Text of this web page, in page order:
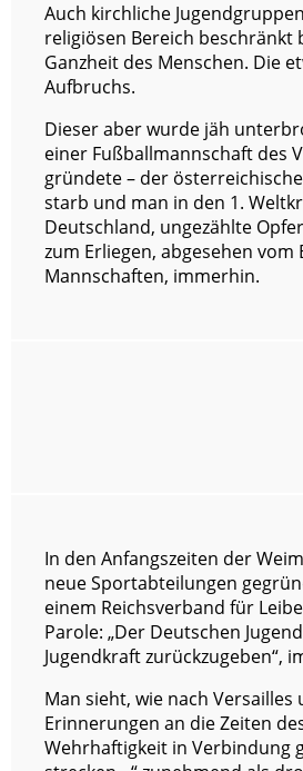
Auch kirchliche
religiösen Bereich
Ganzheit des Menschen. Die
Aufbruchs.
Dieser aber wurde jäh
einer Fußballmannschaft des
gründete – der
starb und man in den 1.
Deutschland, ungezählte
zum Erliegen, abgesehen
Mannschaften, immerhin.
In den Anfangszeiten der
neue Sportabteilungen
einem Reichsverband für
Parole: „Der Deutschen
Jugendkraft zurückzugeben“,
Man sieht, wie nach
Erinnerungen an die Zeiten
Wehrhaftigkeit in Verbindung